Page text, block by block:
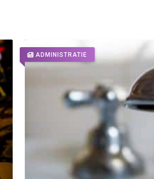
ADMINISTRATIE